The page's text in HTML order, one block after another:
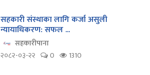
सहकारी संस्थाका लागि कर्जा असुली
न्यायाधिकरण: सफल ...
सहकारीपाना
२०८२-०३-२२
0 1310